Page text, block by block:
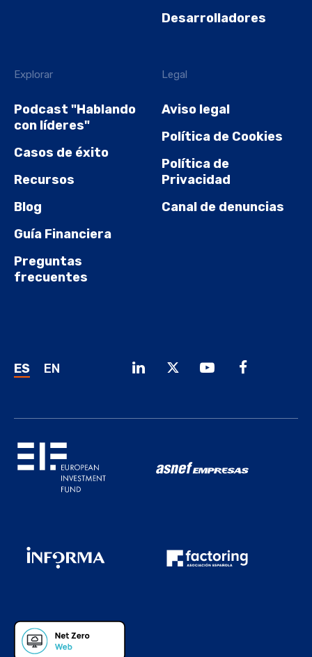
Desarrolladores
Explorar
Podcast "Hablando
con líderes"
Casos de éxito
Recursos
Blog
Guía Financiera
Preguntas
frecuentes
Legal
Aviso legal
Política de Cookies
Política de
Privacidad
Canal de denuncias
ES EN